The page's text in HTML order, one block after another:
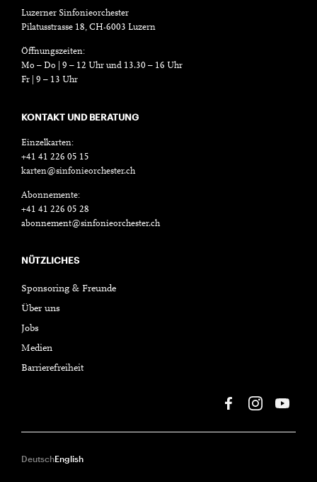
Luzerner Sinfonieorchester
Pilatusstrasse 18, CH-6003 Luzern
Öffnungszeiten:
Mo – Do | 9 – 12 Uhr und 13.30 – 16 Uhr
Fr | 9 – 13 Uhr
KONTAKT UND BERATUNG
Einzelkarten:
+41 41 226 05 15
karten@sinfonieorchester.ch
Abonnemente:
+41 41 226 05 28
abonnement@sinfonieorchester.ch
NÜTZLICHES
Sponsoring & Freunde
Über uns
Jobs
Medien
Barrierefreiheit
DeutschEnglish